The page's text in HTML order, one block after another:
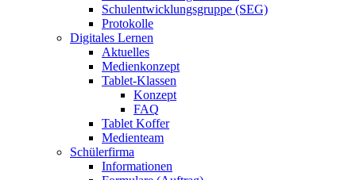
Schulentwicklungsgruppe (SEG)
Protokolle
Digitales Lernen
Aktuelles
Medienkonzept
Tablet-Klassen
Konzept
FAQ
Tablet Koffer
Medienteam
Schülerfirma
Informationen